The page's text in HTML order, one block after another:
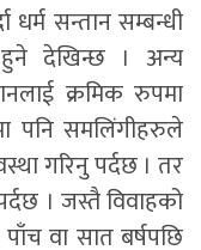
धर्म सन्तान सम्बन्धी
हुने देखिन्छ । अन्य
क्रमिक रुपमा
पनि समलिंगीहरुले
गरिनु पर्दछ । तर
। जस्तै विवाहको
वा सात बर्षपछि